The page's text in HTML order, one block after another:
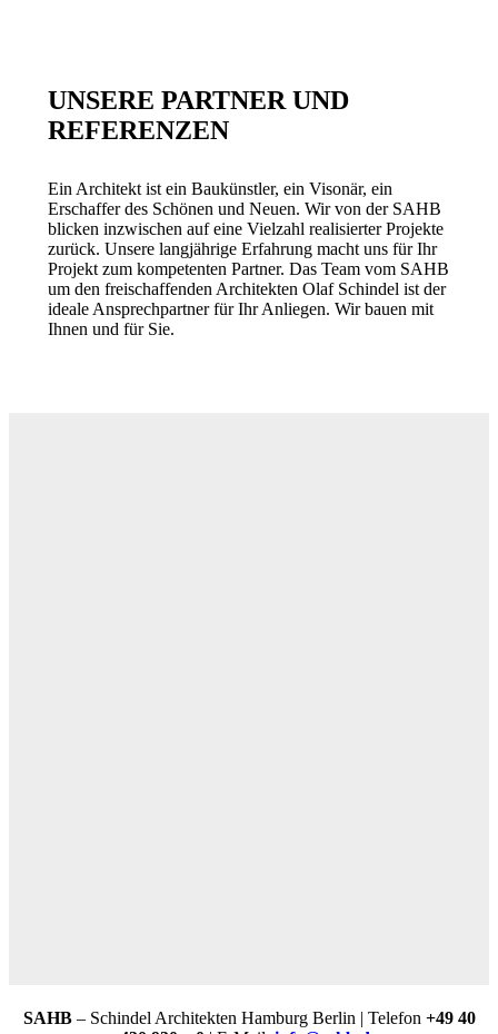
UNSERE PARTNER UND
REFERENZEN
Ein Architekt ist ein Baukünstler, ein Visonär, ein
Erschaffer des Schönen und Neuen. Wir von der SAHB
blicken inzwischen auf eine Vielzahl realisierter Projekte
zurück. Unsere langjährige Erfahrung macht uns für Ihr
Projekt zum kompetenten Partner. Das Team vom SAHB
um den freischaffenden Architekten Olaf Schindel ist der
ideale Ansprechpartner für Ihr Anliegen. Wir bauen mit
Ihnen und für Sie.
SAHB– Schindel Architekten Hamburg Berlin | Telefon +49 40